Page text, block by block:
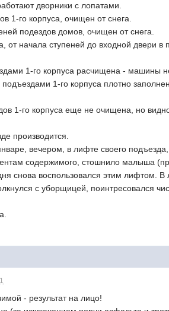
дворники с лопатами.
1-го корпуса, очищен от снега.
подездов домов, очищен от снега.
от начала ступеней до входной двери
1-го корпуса расчищена - машины
1-го корпуса плотно
1-го корпуса еще не очищена, но
производится.
вечером, в лифте своего
содержимого, стошнило малыша
снова воспользовался этим лифтом. В
с уборщицей, поинтресовался
- результат на лицо!